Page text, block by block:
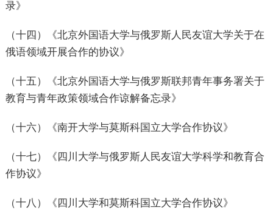
录》
（十四）《北京外国语大学与俄罗斯人民友谊大学关于在
俄语领域开展合作的协议》
（十五）《北京外国语大学与俄罗斯联邦青年事务署关于
教育与青年政策领域合作谅解备忘录》
（十六）《南开大学与莫斯科国立大学合作协议》
（十七）《四川大学与俄罗斯人民友谊大学科学和教育合
作协议》
（十八）《四川大学和莫斯科国立大学合作协议》